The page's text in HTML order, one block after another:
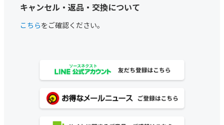
キャンセル・返品・交換について
こちらをご確認ください。